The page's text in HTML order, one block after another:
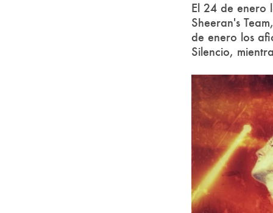
El 24 de enero
Sheeran's
de enero los
Silencio,